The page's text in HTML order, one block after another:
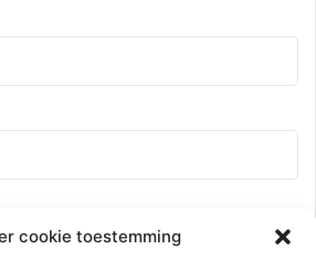
cookie toestemming